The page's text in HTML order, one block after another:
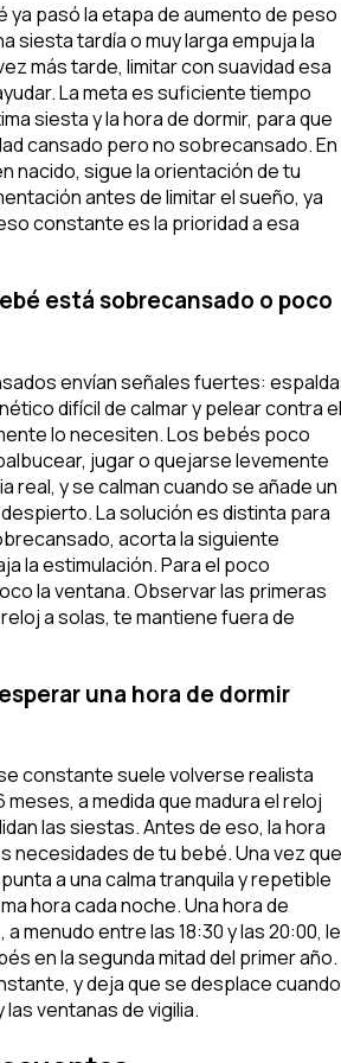
ya pasó la etapa de aumento de peso
siesta tardía o muy larga empuja la
más tarde, limitar con suavidad esa
La meta es suficiente tiempo
siesta y la hora de dormir, para que
cansado pero no sobrecansado. En
nacido, sigue la orientación de tu
antes de limitar el sueño, ya
constante es la prioridad a esa
está sobrecansado o poco
envían señales fuertes:
difícil de calmar y pelear contra el
lo necesiten. Los bebés poco
jugar o quejarse levemente
real, y se calman cuando se añade un
La solución es distinta para
acorta la siguiente
la estimulación. Para el poco
la ventana. Observar las primeras
a solas, te mantiene fuera de
una hora de dormir
constante suele volverse realista
meses, a medida que madura el reloj
las siestas. Antes de eso, la hora
necesidades de tu bebé. Una vez que
a una calma tranquila y repetible
hora cada noche. Una hora de
menudo entre las 18:30 y las 20:00, le
en la segunda mitad del primer año.
y deja que se desplace cuando
ventanas de vigilia.